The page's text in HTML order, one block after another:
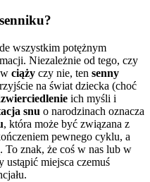
wszystkim potężnym
Niezależnie od tego, czy
ciąży czy nie, ten senny
na świat dziecka (choć
ich myśli i
snu o narodzinach oznacza
, która może być związana z
pewnego cyklu, a
To znak, że coś w nas lub w
ustąpić miejsca czemuś